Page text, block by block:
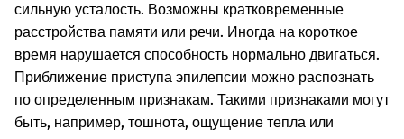
сильную усталость. Возможны кратковременные
расстройства памяти или речи. Иногда на короткое
время нарушается способность нормально двигаться.
Приближение приступа эпилепсии можно распознать
по определенным признакам. Такими признаками могут
быть, например, тошнота, ощущение тепла или